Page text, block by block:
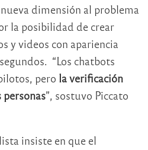
dimensión al problema
la posibilidad de crear
y videos con apariencia
“Los chatbots
pero la verificación
personas”, sostuvo Piccato
insiste en que el